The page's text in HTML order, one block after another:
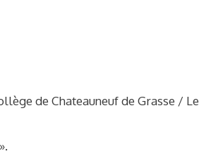
de Chateauneuf de Grasse / Le